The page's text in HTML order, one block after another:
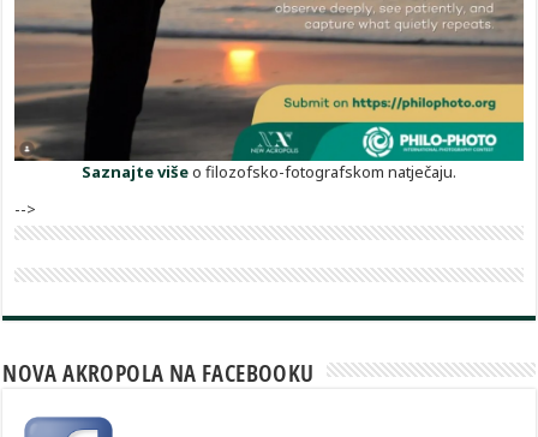
Saznajte višeo filozofsko-fotografskom natječaju.
-->
NOVA AKROPOLA NA FACEBOOKU